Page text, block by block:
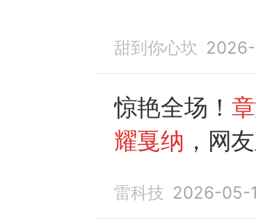
甜到你心坎
惊艳全场！
耀戛纳 ，网
雷科技 2026-05-